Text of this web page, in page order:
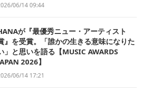
06/14 09:44
が『最優秀ニュー・アーティスト
』を受賞。「誰かの生きる意味になりた
」と思いを語る【MUSIC AWARDS
2026】
06/14 17:21